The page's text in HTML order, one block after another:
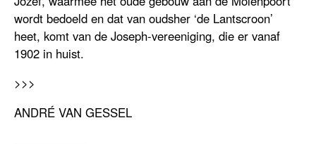
wordt bedoeld en dat van oudsher ‘de Lantscroon’
heet, komt van de Joseph-vereeniging, die er vanaf
1902 in huist.
>>>
ANDRÉ VAN GESSEL